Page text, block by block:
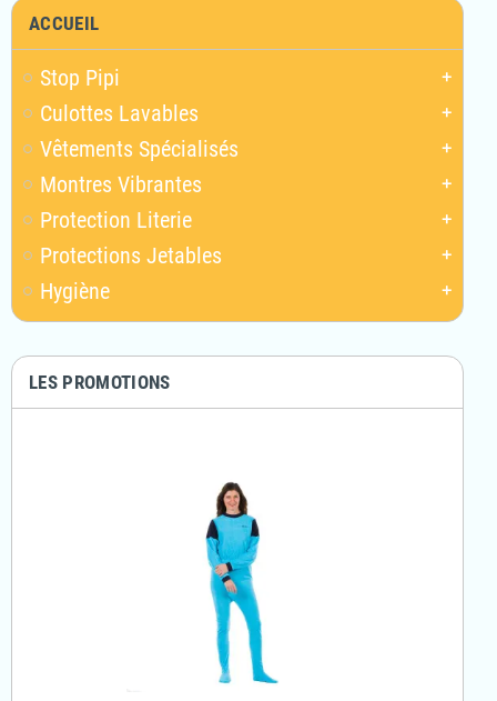
ACCUEIL
Stop Pipi add
Culottes Lavables add
Vêtements Spécialisés add
Montres Vibrantes add
Protection Literie add
Protections Jetables add
Hygiène add
LES PROMOTIONS